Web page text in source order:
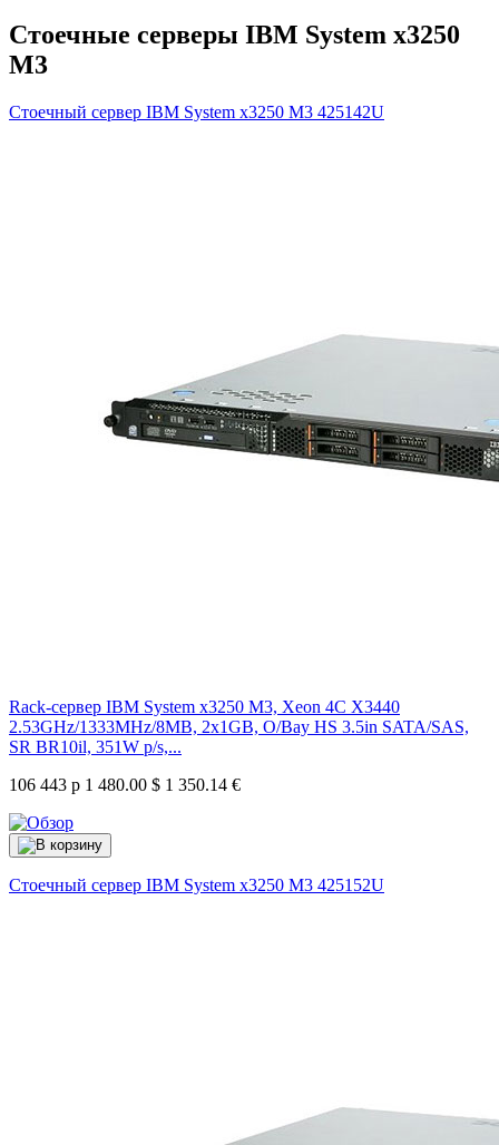
Стоечные серверы IBM System x3250
M3
Стоечный сервер IBM System x3250 M3 425142U
Rack-сервер IBM System x3250 M3, Xeon 4C X3440
2.53GHz/1333MHz/8MB, 2x1GB, O/Bay HS 3.5in SATA/SAS,
SR BR10il, 351W p/s,...
106 443 р 1 480.00 $ 1 350.14 €
Стоечный сервер IBM System x3250 M3 425152U